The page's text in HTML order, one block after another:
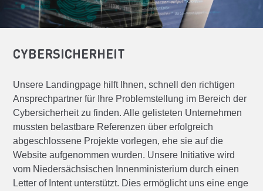
CYBERSICHERHEIT
Unsere Landingpage hilft Ihnen, schnell den richtigen
Ansprechpartner für Ihre Problemstellung im Bereich der
Cybersicherheit zu finden. Alle gelisteten Unternehmen
mussten belastbare Referenzen über erfolgreich
abgeschlossene Projekte vorlegen, ehe sie auf die
Website aufgenommen wurden. Unsere Initiative wird
vom Niedersächsischen Innenministerium durch einen
Letter of Intent unterstützt. Dies ermöglicht uns eine enge